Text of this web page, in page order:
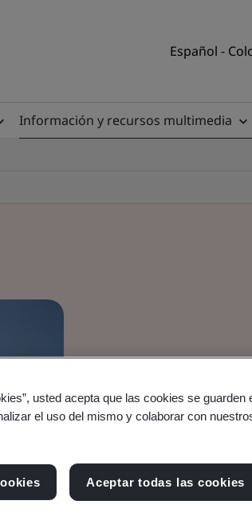
Español -
Información y recursos multimedia
Blog
Energía
Los países
hacia la
usted acepta que las cookies se guarden
el uso del mismo y colaborar con
Aceptar todas las cookies